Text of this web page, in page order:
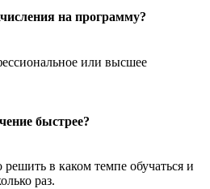
на программу?
или высшее
быстрее?
в каком темпе обучаться и
раз.